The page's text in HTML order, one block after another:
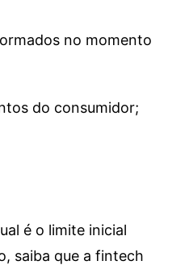
no momento
do consumidor;
é o limite inicial
saiba que a fintech